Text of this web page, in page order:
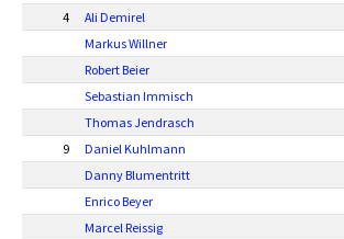
4
Ali Demirel
Markus Willner
Robert Beier
Sebastian Immisch
Thomas Jendrasch
9
Daniel Kuhlmann
Danny Blumentritt
Enrico Beyer
Marcel Reissig